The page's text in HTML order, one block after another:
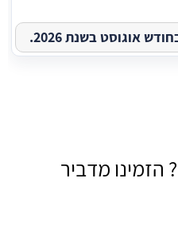
אוגוסט בשנת 2026.
הזמינו מדביר